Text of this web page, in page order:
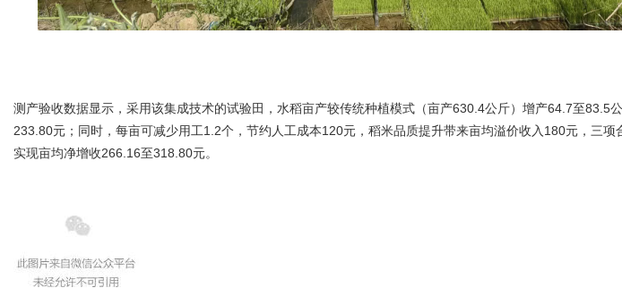
测产验收数据显示，采用该集成技术的试验田，水稻亩产较传统种植模式（亩产630.4公斤）增产64.7至
233.80元；同时，每亩可减少用工1.2个，节约人工成本120元，稻米品质提升带来亩均溢价收入180元，三
实现亩均净增收266.16至318.80元。